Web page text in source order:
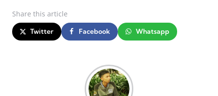
Share this article
Twitter Facebook Whatsapp